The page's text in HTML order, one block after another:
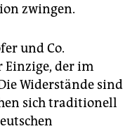
zwingen.
und Co.
Einzige, der im
Widerstände sind
sich traditionell